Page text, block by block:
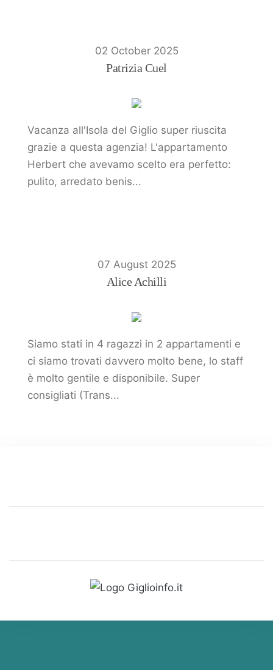
02 October 2025
Patrizia Cuel
Vacanza all'Isola del Giglio super riuscita
grazie a questa agenzia! L'appartamento
Herbert che avevamo scelto era perfetto:
pulito, arredato benis...
07 August 2025
Alice Achilli
Siamo stati in 4 ragazzi in 2 appartamenti e
ci siamo trovati davvero molto bene, lo staff
è molto gentile e disponibile. Super
consigliati (Trans...